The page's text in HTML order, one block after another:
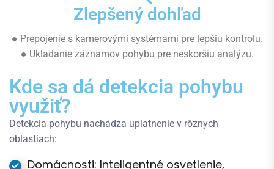
Zlepšený dohľad
● Prepojenie s kamerovými systémami pre lepšiu kontrolu.
● Ukladanie záznamov pohybu pre neskoršiu analýzu.
Kde sa dá detekcia pohybu
využiť?
Detekcia pohybu nachádza uplatnenie v rôznych
oblastiach:
Domácnosti: Inteligentné osvetlenie,